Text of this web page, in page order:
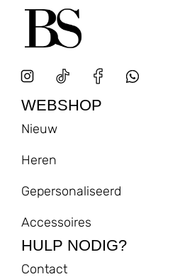
WEBSHOP
Nieuw
Heren
Gepersonaliseerd
Accessoires
HULP NODIG?
Contact